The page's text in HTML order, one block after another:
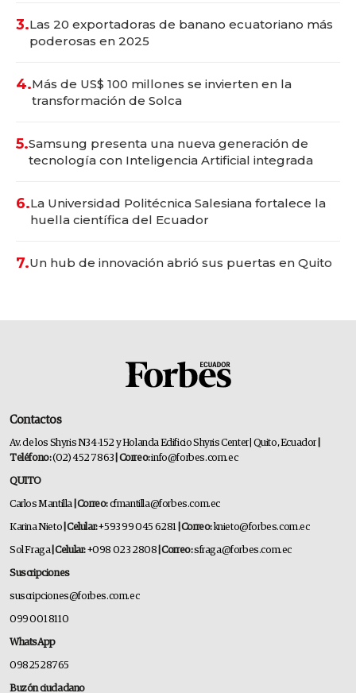
3.Las 20 exportadoras de banano ecuatoriano más
poderosas en 2025
4.Más de US$ 100 millones se invierten en la
transformación de Solca
5.Samsung presenta una nueva generación de
tecnología con Inteligencia Artificial integrada
6.La Universidad Politécnica Salesiana fortalece la
huella científica del Ecuador
7.Un hub de innovación abrió sus puertas en Quito
Contactos
Av. de los Shyris N34-152 y Holanda Edificio Shyris Center | Quito, Ecuador
Teléfono:(02) 452 7863 | Correo:info@forbes.com.ec
QUITO
Carlos Mantilla | Correo:cfmantilla@forbes.com.ec
Karina Nieto | Celular:+593 99 045 6281 | Correo:knieto@forbes.com.ec
Sol Fraga| Celular:+098 023 2808 | Correo:sfraga@forbes.com.ec
Suscripciones
suscripciones@forbes.com.ec
099 001 8110
WhatsApp
0982528765
Buzón ciudadano